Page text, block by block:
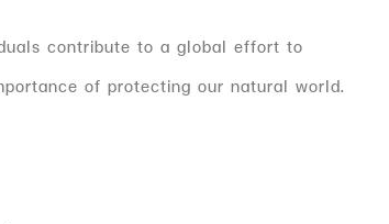
contribute to a global effort to
of protecting our natural world.